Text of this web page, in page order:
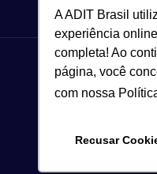
A ADIT Brasil
experiência
completa! Ao
página, você
com nossa
Recusar